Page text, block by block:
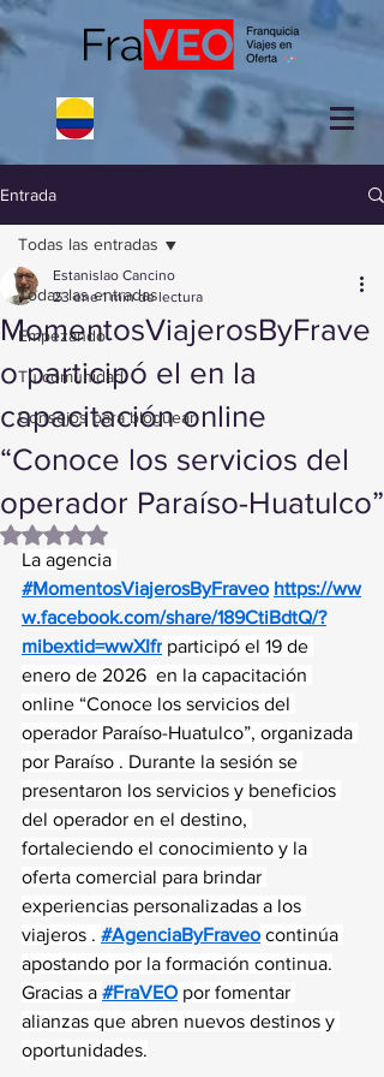
Entrada
Todas las entradas
Empezando
Tu comunidad
Consejos para bloguear
Todas las entradas
MomentosViajerosByFrave
o participó el en la
capacitación online
“Conoce los servicios del
operador Paraíso-Huatulco”
Estanislao Cancino
23 ene 1 min de lectura
Obtuvo NaN de 5 estrellas.
La agencia
#MomentosViajerosByFraveo https://ww
w.facebook.com/share/189CtiBdtQ/?
mibextid=wwXIfr participó el 19 de
enero de 2026  en la capacitación
online “Conoce los servicios del
operador Paraíso-Huatulco”, organizada
por Paraíso . Durante la sesión se
presentaron los servicios y beneficios
del operador en el destino,
fortaleciendo el conocimiento y la
oferta comercial para brindar
experiencias personalizadas a los
viajeros . #AgenciaByFraveo continúa
apostando por la formación continua.
Gracias a #FraVEO por fomentar
alianzas que abren nuevos destinos y
oportunidades.